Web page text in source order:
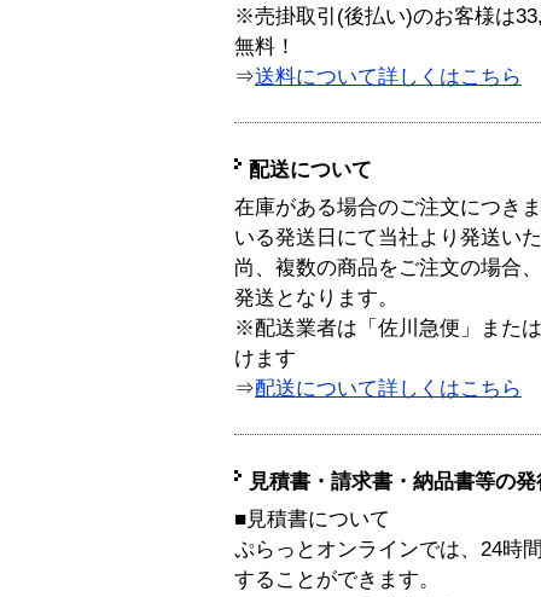
※売掛取引(後払い)のお客様は
無料！
⇒送料について詳しくはこちら
配送について
在庫がある場合のご注文につき
いる発送日にて当社より発送い
尚、複数の商品をご注文の場合
発送となります。
※配送業者は「佐川急便」また
けます
⇒配送について詳しくはこちら
見積書・請求書・納品書等の
■見積書について
ぷらっとオンラインでは、24時
することができます。